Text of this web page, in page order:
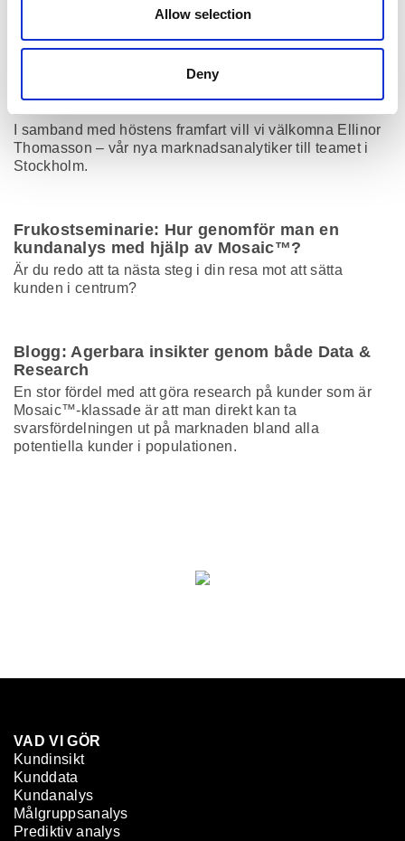
Allow selection
Deny
som arbetar med CRM och marknadsföring kan
integrera den med Mosaic™ data.
I samband med höstens framfart vill vi välkomna Ellinor
Thomasson – vår nya marknadsanalytiker till teamet i
Stockholm.
Frukostseminarie: Hur genomför man en
kundanalys med hjälp av Mosaic™?
Är du redo att ta nästa steg i din resa mot att sätta
kunden i centrum?
Blogg: Agerbara insikter genom både Data &
Research
En stor fördel med att göra research på kunder som är
Mosaic™-klassade är att man direkt kan ta
svarsfördelningen ut på marknaden bland alla
potentiella kunder i populationen.
VAD VI GÖR
Kundinsikt
Kunddata
Kundanalys
Målgruppsanalys
Prediktiv analys